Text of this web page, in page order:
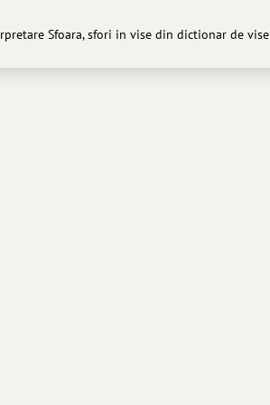
Sfoara, sfori in vise din dictionar de vise